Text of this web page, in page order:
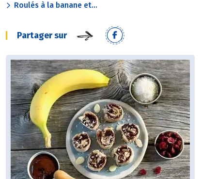
Roulés à la banane et...
Partager sur